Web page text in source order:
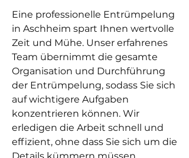
Eine professionelle Entrümpelung
in Aschheim spart Ihnen wertvolle
Zeit und Mühe. Unser erfahrenes
Team übernimmt die gesamte
Organisation und Durchführung
der Entrümpelung, sodass Sie sich
auf wichtigere Aufgaben
konzentrieren können. Wir
erledigen die Arbeit schnell und
effizient, ohne dass Sie sich um die